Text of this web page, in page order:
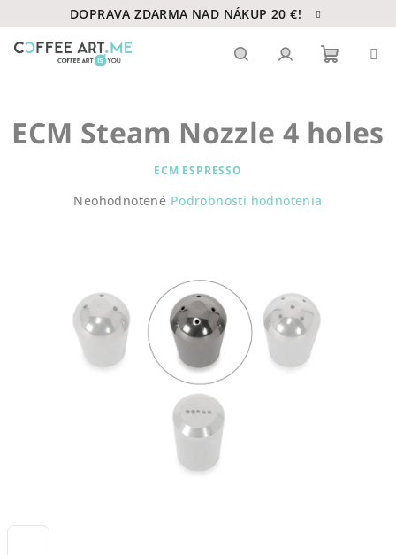
na
obsah
DOPRAVA ZDARMA NAD NÁKUP 20 €!
košík
ECM Steam Nozzle 4 holes
ECM ESPRESSO
Priemerné
5
hviezdičiek.
Neohodnotené Podrobnosti hodnotenia